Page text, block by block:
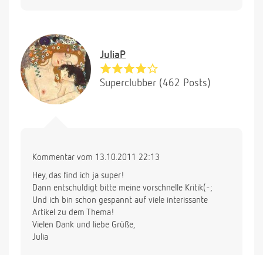
JuliaP
Superclubber (462 Posts)
Kommentar vom 13.10.2011 22:13
Hey, das find ich ja super!
Dann entschuldigt bitte meine vorschnelle Kritik(-;
Und ich bin schon gespannt auf viele interissante
Artikel zu dem Thema!
Vielen Dank und liebe Grüße,
Julia